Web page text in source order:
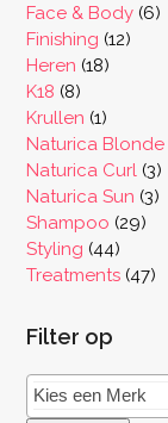
Face & Body 66
Finishing 1212
Heren 1818
K18 88
producten
Krullen 11
product
Naturica Blonde
Naturica Curl 33
Naturica Sun 33
Shampoo 2929
Styling 4444
Treatments 4747
Filter op